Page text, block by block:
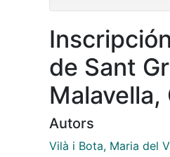
de Sant
Malavella,
Autors
Vilà i Bota, Maria del